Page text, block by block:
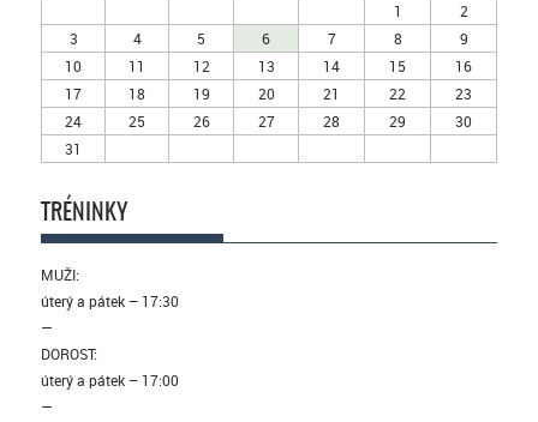
1
2
3
4 5 6 7 8
9
10
11 12 13 14 15
16
17
18 19 20 21 22
23
24
25 26 27 28 29
30
31
TRÉNINKY
MUŽI:
úterý a pátek – 17:30
—
DOROST:
úterý a pátek – 17:00
—